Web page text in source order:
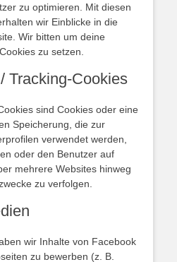
zu optimieren. Mit diesen
wir Einblicke in die
Wir bitten um deine
zu setzen.
Tracking-Cookies
sind Cookies oder eine
Speicherung, die zur
verwendet werden,
oder den Benutzer auf
mehrere Websites hinweg
zu verfolgen.
wir Inhalte von Facebook
zu bewerben (z. B.